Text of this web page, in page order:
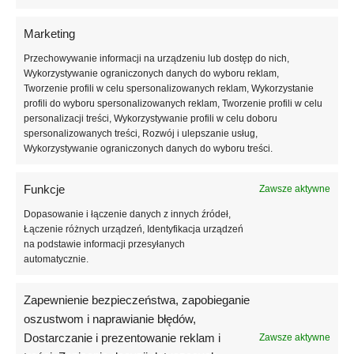
Marketing
Przechowywanie informacji na urządzeniu lub dostęp do nich,
Wykorzystywanie ograniczonych danych do wyboru reklam,
Tworzenie profili w celu spersonalizowanych reklam, Wykorzystanie
profili do wyboru spersonalizowanych reklam, Tworzenie profili w celu
personalizacji treści, Wykorzystywanie profili w celu doboru
spersonalizowanych treści, Rozwój i ulepszanie usług,
Wykorzystywanie ograniczonych danych do wyboru treści.
Funkcje Zawsze aktywne
Dopasowanie i łączenie danych z innych źródeł,
Łączenie różnych urządzeń, Identyfikacja urządzeń
na podstawie informacji przesyłanych
automatycznie.
Zapewnienie bezpieczeństwa, zapobieganie
oszustwom i naprawianie błędów,
Dostarczanie i prezentowanie reklam i
Zawsze aktywne
nude, babyboomer, french manicure oraz w stylizacjach ślubnych,
biznesowych i codziennych. Baza może być stosowana jako
samodzielna stylizacja, tworząc elegancki i czysty efekt bez potrzeby
nakładania lakieru kolorowego, lub jako idealne tło pod jasne kolory,
zdobienia oraz topy z efektem. Półprzezroczysta formuła sprawia, że
baza pięknie prezentuje się na każdej długości i kształcie paznokci,
NAILSOFTHEDAY Cover Base NEW Milk 02 charakteryzuje się
odpowiednio wyważoną konsystencją, która zapewnia pełną kontrolę
podczas aplikacji. Baza umożliwia delikatne wyrównanie powierzchni
paznokcia oraz subtelną nadbudowę, co wpływa na estetyczny wygląd
trwałość.
Baza zapewnia dobrą przyczepność i odporność stylizacji na odpryski,